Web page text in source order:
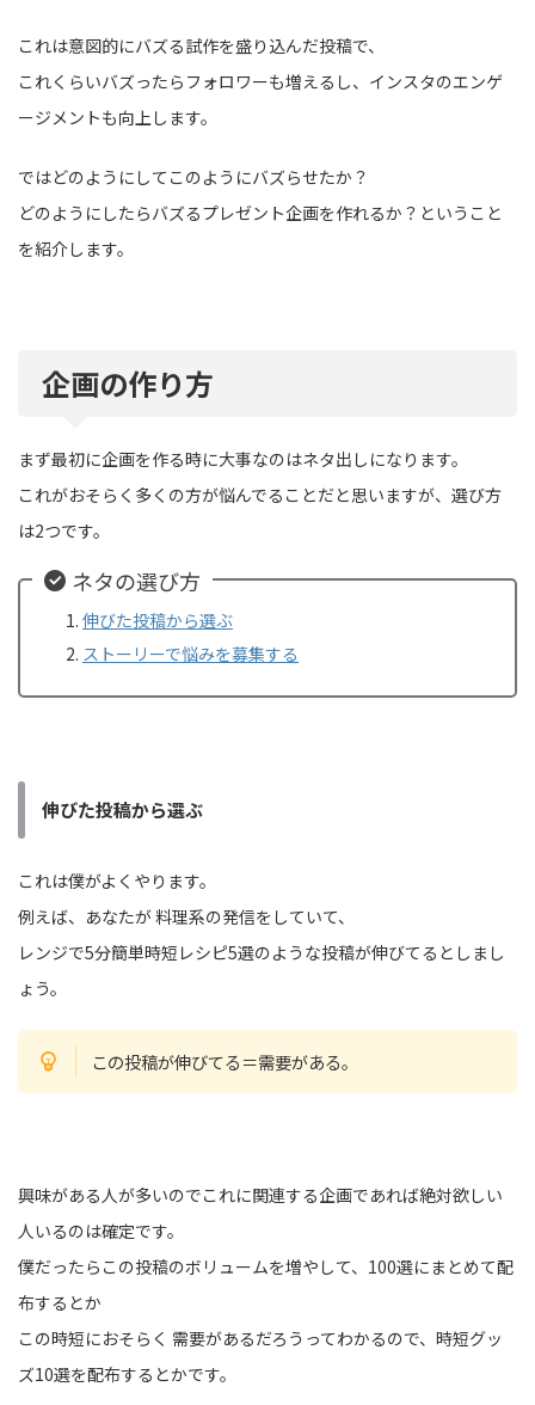
これは意図的にバズる試作を盛り込んだ投稿で、
これくらいバズったらフォロワーも増えるし、インスタのエンゲ
ージメントも向上します。
ではどのようにしてこのようにバズらせたか？
どのようにしたらバズるプレゼント企画を作れるか？ということ
を紹介します。
企画の作り方
まず最初に企画を作る時に大事なのはネタ出しになります。
これがおそらく多くの方が悩んでることだと思いますが、選び方
は2つです。
ネタの選び方
伸びた投稿から選ぶ
ストーリーで悩みを募集する
伸びた投稿から選ぶ
これは僕がよくやります。
例えば、あなたが 料理系の発信をしていて、
レンジで5分簡単時短レシピ5選のような投稿が伸びてるとしまし
ょう。
この投稿が伸びてる＝需要がある。
興味がある人が多いのでこれに関連する企画であれば絶対欲しい
人いるのは確定です。
僕だったらこの投稿のボリュームを増やして、100選にまとめて配
布するとか
この時短におそらく 需要があるだろうってわかるので、時短グッ
ズ10選を配布するとかです。